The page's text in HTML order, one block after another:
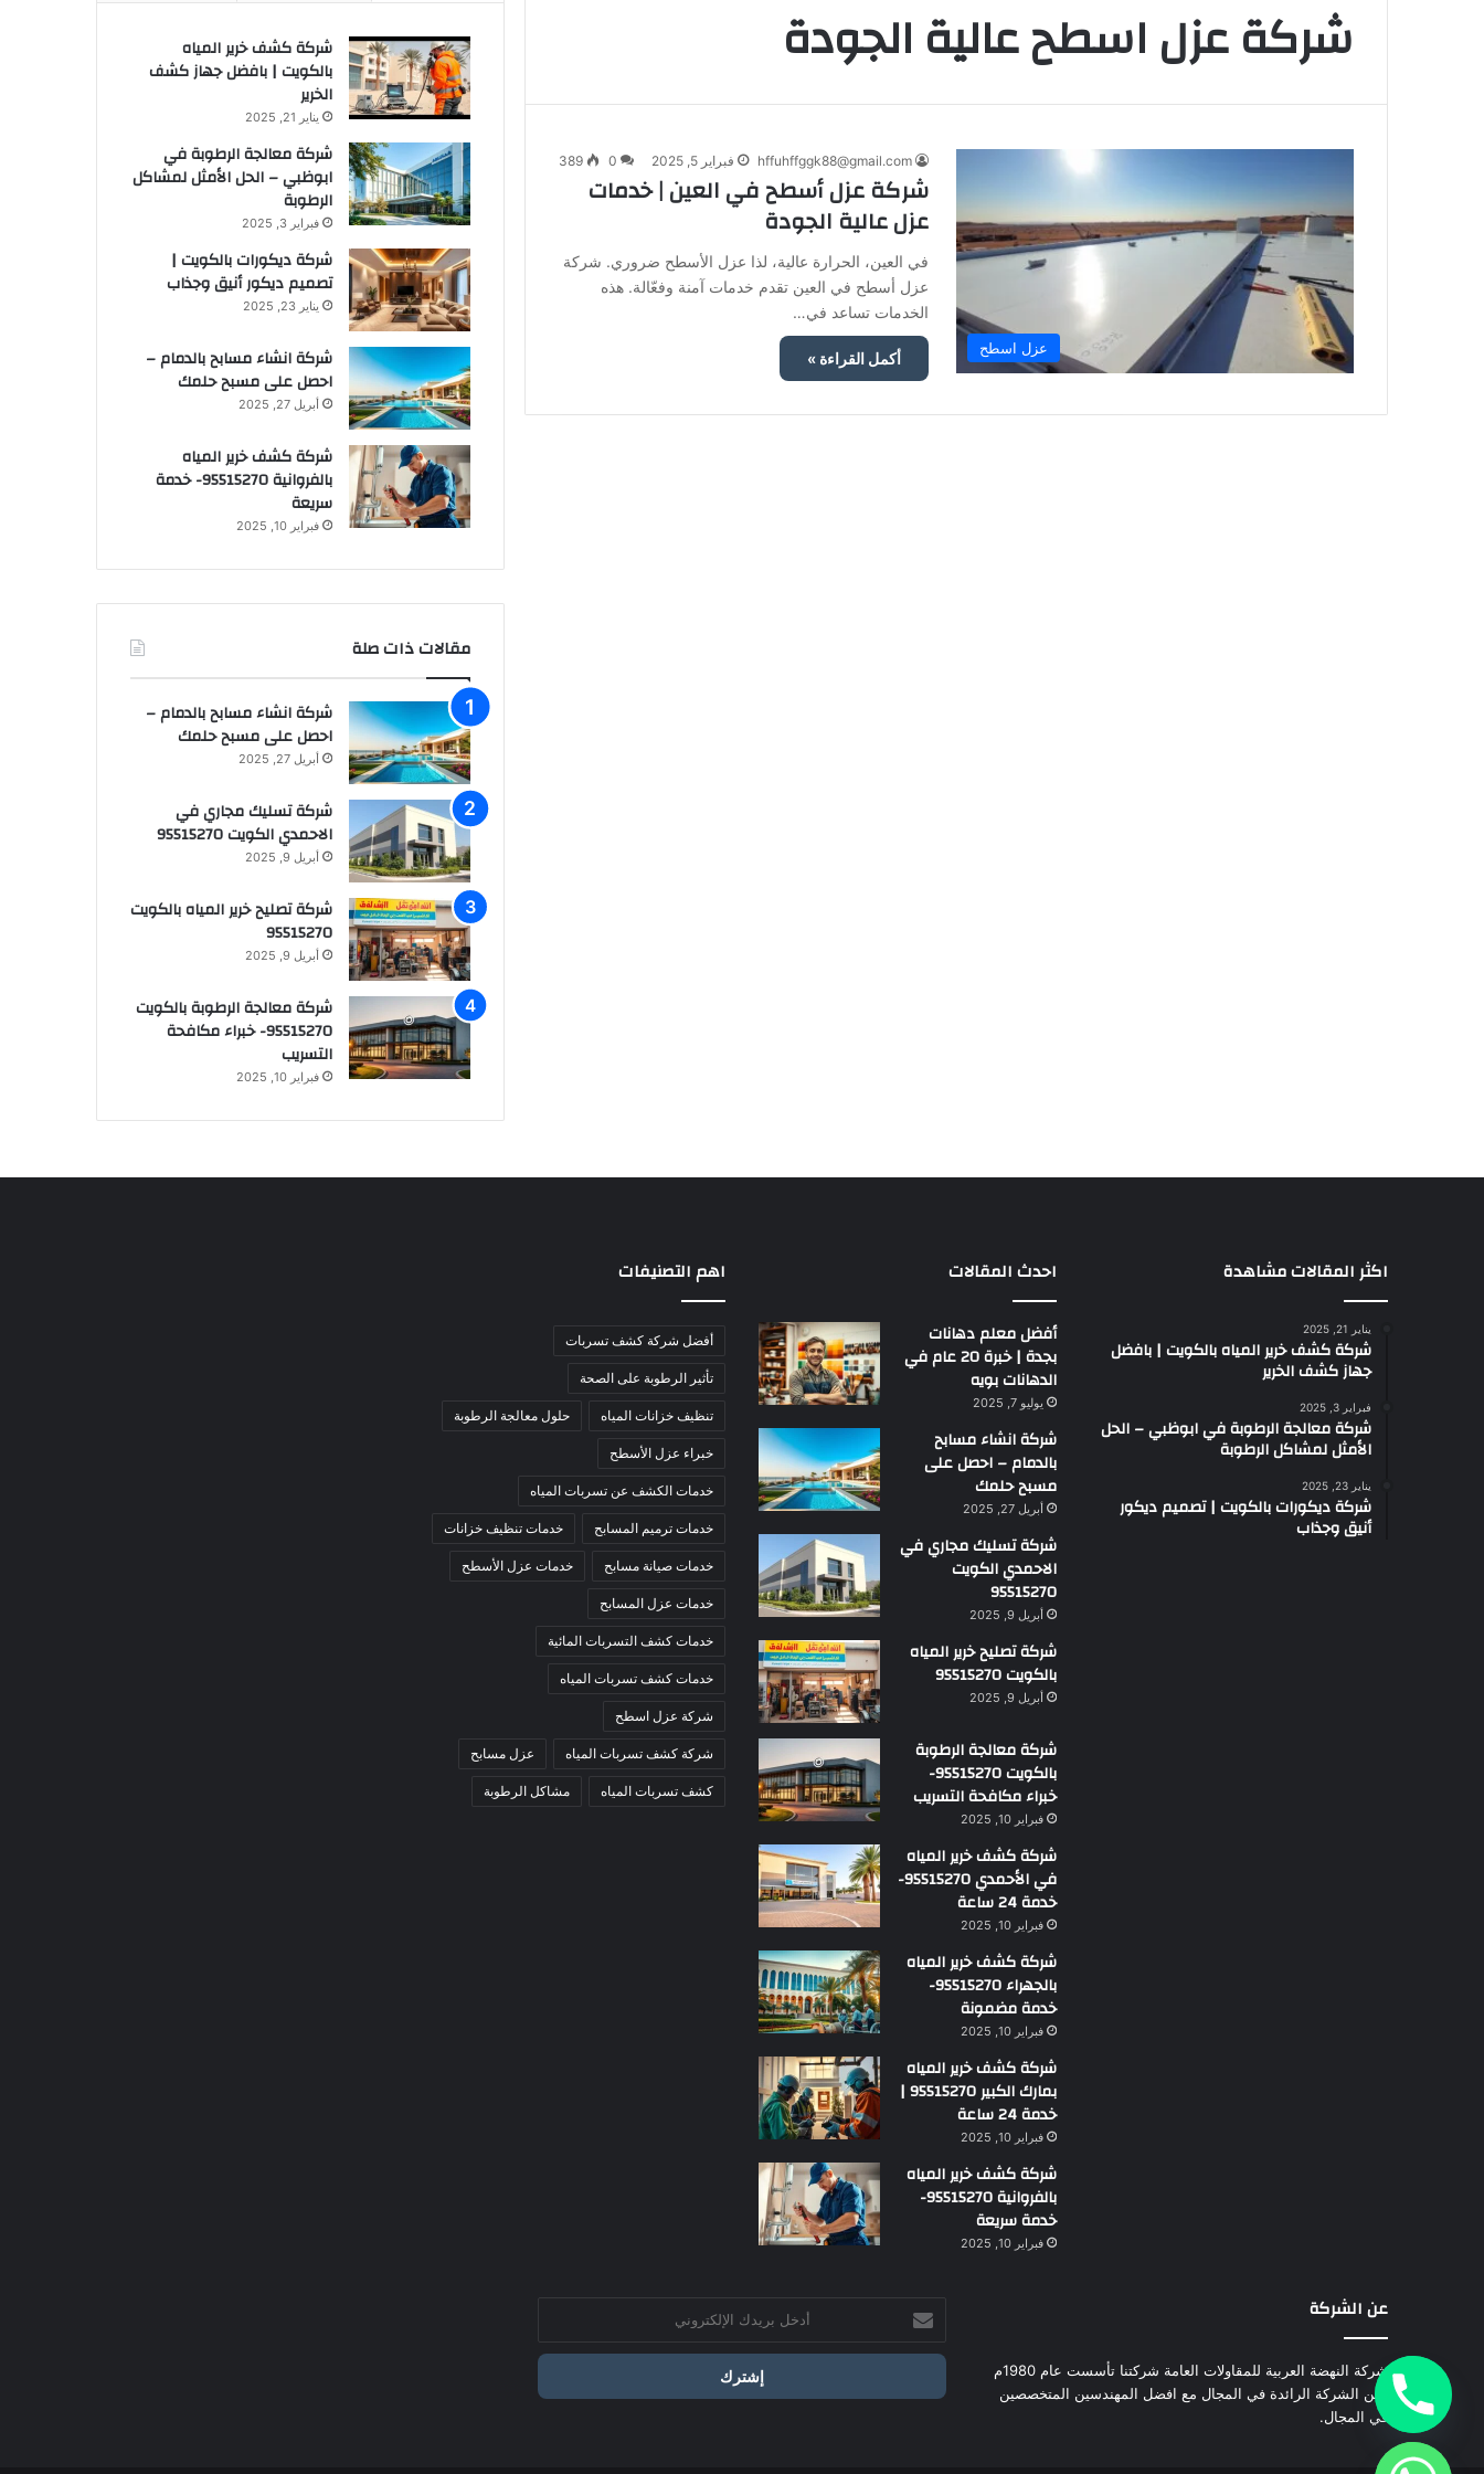
شركة عزل اسطح عالية الجودة
عزل اسطح
hffuhffggk88@gmail.com فبراير 5, 2025 0
389
شركة عزل أسطح في العين | خدمات
عزل عالية الجودة
في العين، الحرارة عالية، لذا عزل الأسطح ضروري. شركة
عزل أسطح في العين تقدم خدمات آمنة وفعّالة. هذه
الخدمات تساعد في…
أكمل القراءة »
شركة كشف خرير المياه
بالكويت | بافضل جهاز كشف
الخرير
يناير 21, 2025
شركة معالجة الرطوبة في
ابوظبي – الحل الأمثل لمشاكل
الرطوبة
فبراير 3, 2025
شركة ديكورات بالكويت |
تصميم ديكور أنيق وجذاب
يناير 23, 2025
شركة انشاء مسابح بالدمام –
احصل على مسبح حلمك
أبريل 27, 2025
شركة كشف خرير المياه
بالفروانية 95515270- خدمة
سريعة
فبراير 10, 2025
مقالات ذات صلة
شركة انشاء مسابح بالدمام –
احصل على مسبح حلمك
أبريل 27, 2025
شركة تسليك مجاري في
الاحمدي الكويت 95515270
أبريل 9, 2025
شركة تصليح خرير المياه بالكويت
95515270
أبريل 9, 2025
شركة معالجة الرطوبة بالكويت
95515270- خبراء مكافحة
التسريب
فبراير 10, 2025
اكثر المقالات مشاهدة
يناير 21, 2025
شركة كشف خرير المياه بالكويت | بافضل
جهاز كشف الخرير
فبراير 3, 2025
شركة معالجة الرطوبة في ابوظبي – الحل
الأمثل لمشاكل الرطوبة
يناير 23, 2025
شركة ديكورات بالكويت | تصميم ديكور
أنيق وجذاب
احدث المقالات
أفضل معلم دهانات
بجدة | خبرة 20 عام في
الدهانات بويه
يوليو 7, 2025
شركة انشاء مسابح
بالدمام – احصل على
مسبح حلمك
أبريل 27, 2025
شركة تسليك مجاري في
الاحمدي الكويت
95515270
أبريل 9, 2025
شركة تصليح خرير المياه
بالكويت 95515270
أبريل 9, 2025
شركة معالجة الرطوبة
بالكويت 95515270-
خبراء مكافحة التسريب
فبراير 10, 2025
شركة كشف خرير المياه
في الأحمدي 95515270-
خدمة 24 ساعة
فبراير 10, 2025
شركة كشف خرير المياه
بالجهراء 95515270-
خدمة مضمونة
فبراير 10, 2025
شركة كشف خرير المياه
بمارك الكبير 95515270 |
خدمة 24 ساعة
فبراير 10, 2025
شركة كشف خرير المياه
بالفروانية 95515270-
خدمة سريعة
فبراير 10, 2025
اهم التصنيفات
أفضل شركة كشف تسربات
تأثير الرطوبة على الصحة
تنظيف خزانات المياه حلول معالجة الرطوبة
خبراء عزل الأسطح
خدمات الكشف عن تسربات المياه
خدمات ترميم المسابح خدمات تنظيف خزانات
خدمات صيانة مسابح خدمات عزل الأسطح
خدمات عزل المسابح
خدمات كشف التسربات المائية
خدمات كشف تسربات المياه
شركة عزل اسطح
شركة كشف تسربات المياه عزل مسابح
كشف تسربات المياه مشاكل الرطوبة
عن الشركة
شركة النهضة العربية للمقاولات العامة شركتنا تأسست عام 1980م
نحن الشركة الرائدة في المجال مع افضل المهندسين المتخصصين
في المجال.
بريدك
الإلكتروني